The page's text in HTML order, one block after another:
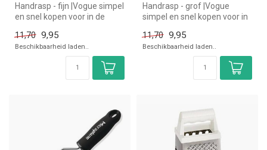
Handrasp - fijn |Vogue simpel
en snel kopen voor in de
11,70 9,95
Beschikbaarheid laden..
Handrasp - grof |Vogue
simpel en snel kopen voor in
11,70 9,95
Beschikbaarheid laden..